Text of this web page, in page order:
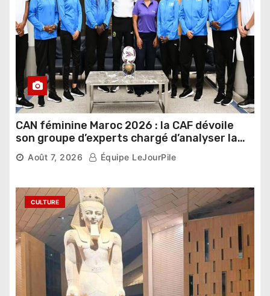
CAN féminine Maroc 2026 : la CAF dévoile
son groupe d’experts chargé d’analyser la
compétition
Août 7, 2026 Équipe LeJourPile
CULTURE